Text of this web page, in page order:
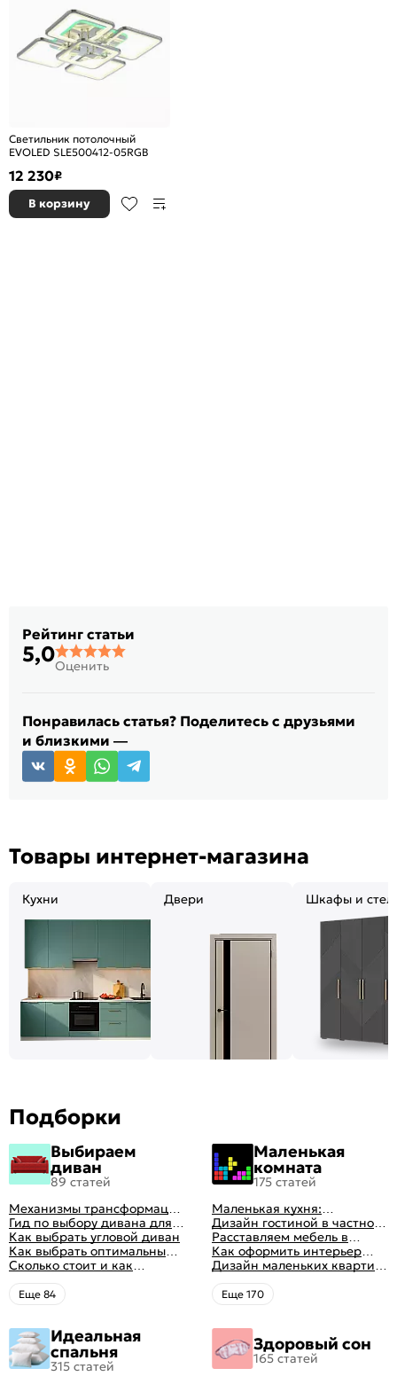
Светильник потолочный
EVOLED SLE500412-05RGB
12 230₽
В корзину
Рейтинг статьи
5,0Оценить
Понравилась статья? Поделитесь с друзьями
и близкими —
Товары интернет-магазина
Кухни Двери Шкафы и
Подборки
Выбираем
диван
89 статей
Механизмы трансформации
диванов: все виды,
особенности, плюсы и
минусы
Гид по выбору дивана для
сна
Как выбрать угловой диван
Как выбрать оптимальный
цвет стен в гостиной: 50
фото и идей оформления
Сколько стоит и как
перетянуть диван
Eще 84
Маленькая
комната
175 статей
Маленькая кухня:
планировка, стили, цвет и
рисунок, реальные фото
Дизайн гостиной в частном
доме: 50 вариантов с фото
Расставляем мебель в
гостиной: главные правила
рациональной планировки
Как оформить интерьер
однокомнатной квартиры:
47 классных идей с фото
Дизайн маленьких квартир:
10 идей для дизайна
интерьера с фото
Eще 170
Идеальная
спальня
315 статей
Здоровый сон
165 статей